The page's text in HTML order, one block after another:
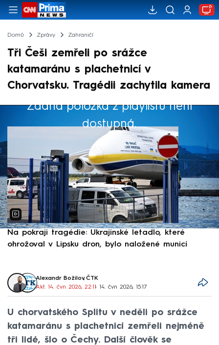
Domů Zprávy Zahraničí
Tři Češi zemřeli po srážce
katamaránu s plachetnicí v
Chorvatsku. Tragédii zachytila kamera
Žádná položka z playlistu není
dostupná.
Výběr redakce
Na pokraji tragédie: Ukrajinské letadlo, které
ohrožoval v Lipsku dron, bylo naložené municí
Alexandr Božilov, ČTK
Akt. 14. čvn 2026, 22:11• 14. čvn 2026, 15:17
U chorvatského Splitu v neděli po srážce
katamaránu s plachetnicí zemřeli nejméně
tři lidé, šlo o Čechy. Další člověk se